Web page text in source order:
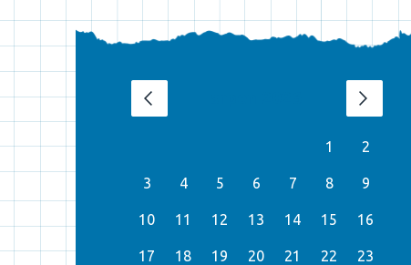
1 2
3 4 5 6 7 8 9
10 11 12 13 14 15 16
17 18 19 20 21 22 23